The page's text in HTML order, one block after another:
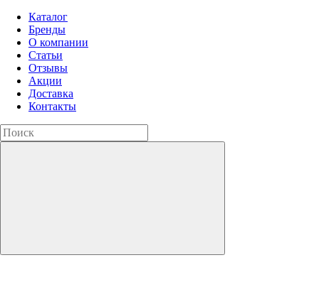
Каталог
Бренды
О компании
Статьи
Отзывы
Акции
Доставка
Контакты